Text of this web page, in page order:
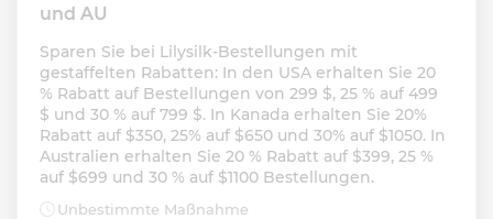
und AU
Sparen Sie bei Lilysilk-Bestellungen mit
gestaffelten Rabatten: In den USA erhalten Sie 20
% Rabatt auf Bestellungen von 299 $, 25 % auf 499
$ und 30 % auf 799 $. In Kanada erhalten Sie 20%
Rabatt auf $350, 25% auf $650 und 30% auf $1050. In
Australien erhalten Sie 20 % Rabatt auf $399, 25 %
auf $699 und 30 % auf $1100 Bestellungen.
Unbestimmte Maßnahme